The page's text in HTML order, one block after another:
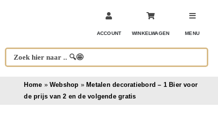
ACCOUNT WINKELWAGEN MENU
Home » Webshop » Metalen decoratiebord – 1 Bier voor
de prijs van 2 en de volgende gratis